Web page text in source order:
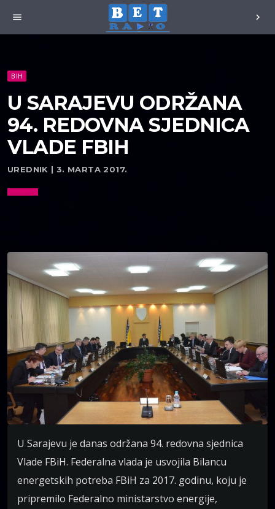
menu chevron_right
BIH
U SARAJEVU ODRŽANA
94. REDOVNA SJEDNICA
VLADE FBIH
UREDNIK | 3. MARTA 2017.
U Sarajevu je danas održana 94. redovna sjednica
Vlade FBiH. Federalna vlada je usvojila Bilancu
energetskih potreba FBiH za 2017. godinu, koju je
pripremilo Federalno ministarstvo energije,